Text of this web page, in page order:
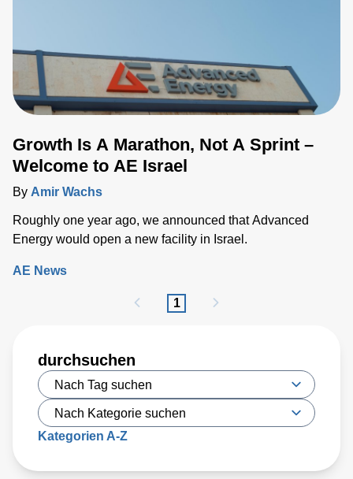
Growth Is A Marathon, Not A Sprint –
Welcome to AE Israel
By Amir Wachs
Roughly one year ago, we announced that Advanced
Energy would open a new facility in Israel.
AE News
1
durchsuchen
Kategorien A-Z